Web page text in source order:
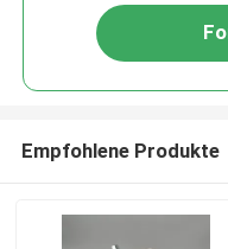
Empfohlene Produkte